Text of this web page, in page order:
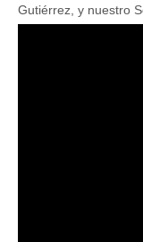
Gutiérrez, y nuestro